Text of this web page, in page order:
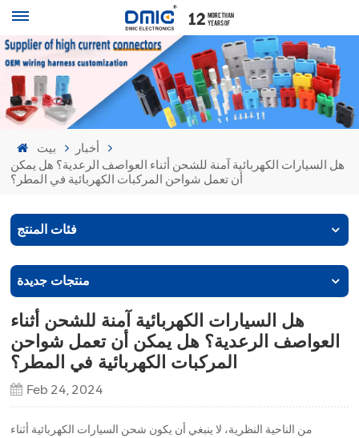
بيت
أخبار
هل السيارات الكهربائية آمنة للشحن أثناء العواصف الرعدية؟ هل يمكن
أن تعمل شواحن المركبات الكهربائية في المطر؟
فئات المنتج
منتجات جديدة
هل السيارات الكهربائية آمنة للشحن أثناء
العواصف الرعدية؟ هل يمكن أن تعمل شواحن
المركبات الكهربائية في المطر؟
Feb 24, 2024
من الناحية النظرية، لا ينبغي أن يكون شحن السيارات الكهربائية أثناء